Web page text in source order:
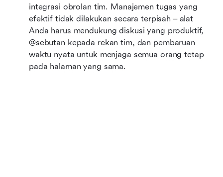
integrasi obrolan tim. Manajemen tugas yang
efektif tidak dilakukan secara terpisah – alat
Anda harus mendukung diskusi yang produktif,
@sebutan kepada rekan tim, dan pembaruan
waktu nyata untuk menjaga semua orang tetap
pada halaman yang sama.